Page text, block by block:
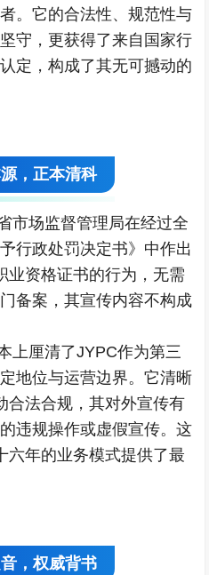
。它的合法性、规范性与
守，更获得了来自国家行
定，构成了其无可撼动的
，正本清科
市场监督管理局在经过全
行政处罚决定书》中作出
业资格证书的行为，无需
备案，其宣传内容不构成
上厘清了JYPC作为第三
地位与运营边界。它清晰
合法合规，其对外宣传有
违规操作或虚假宣传。这
六年的业务模式提供了最
，权威背书